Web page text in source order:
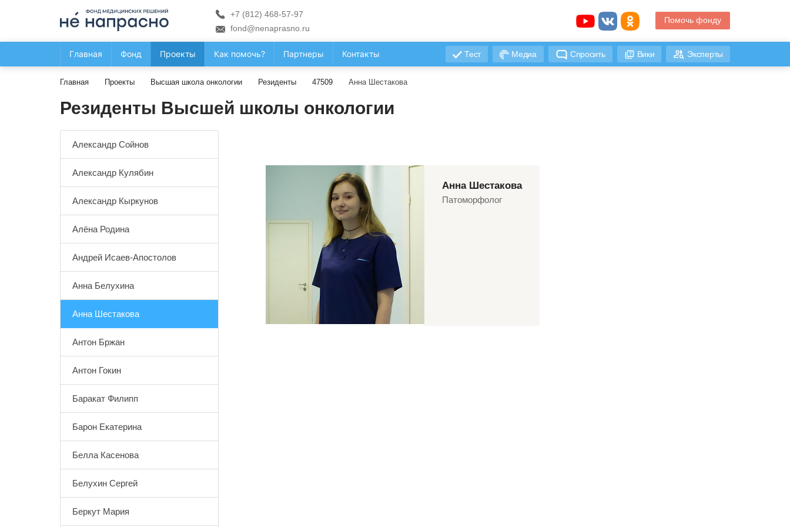
+7 (812) 468-57-97
fond@nenaprasno.ru
Помочь фонду
Главная Фонд Проекты Как помочь? Партнеры Контакты Тест Медиа Спросить Вики Эксперты
Главная Проекты Высшая школа онкологии Резиденты 47509 Анна Шестакова
Резиденты Высшей школы онкологии
Александр Сойнов
Александр Кулябин
Александр Кыркунов
Алёна Родина
Андрей Исаев-Апостолов
Анна Белухина
Анна Шестакова
Антон Бржан
Антон Гокин
Баракат Филипп
Барон Екатерина
Белла Касенова
Белухин Сергей
Беркут Мария
Анна Шестакова
Патоморфолог